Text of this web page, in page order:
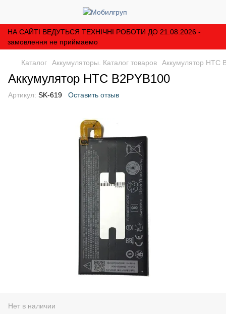
НА САЙТІ ВЕДУТЬСЯ ТЕХНІЧНІ РОБОТИ ДО 21.08.2026 -
замовлення не приймаемо
Каталог Аккумуляторы. Каталог товаров Аккумулятор HTC
Аккумулятор HTC B2PYB100
Артикул: SK-619 Оставить отзыв
Нет в наличии